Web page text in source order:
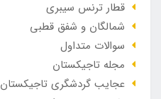
قطار ترنس سیبری
شمالگان و شفق قطبی
سوالات متداول
مجله تاجیکستان
عجایب گردشگری تاجیکستان